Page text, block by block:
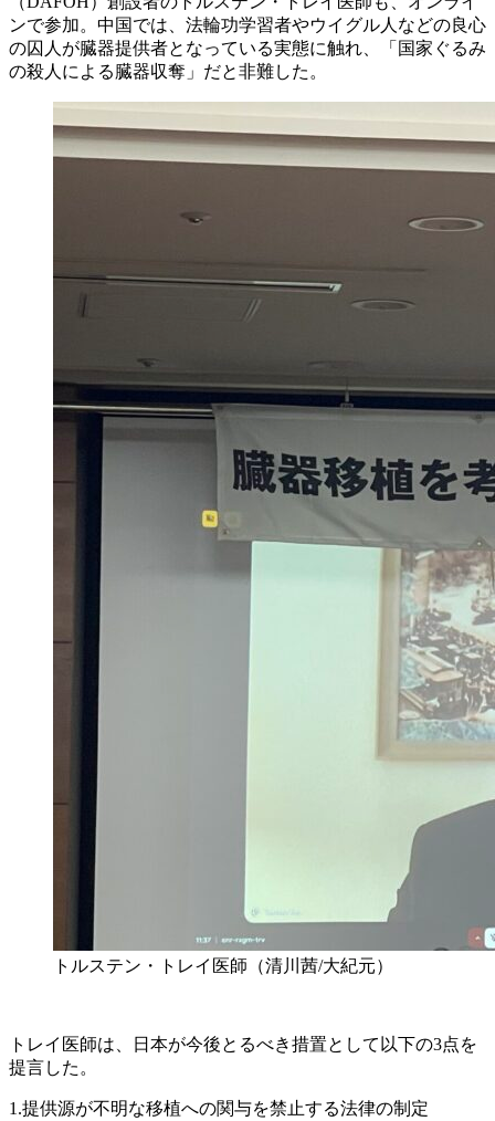
ンで参加。中国では、法輪功学習者やウイグル人などの良心
の囚人が臓器提供者となっている実態に触れ、「国家ぐるみ
の殺人による臓器収奪」だと非難した。
トルステン・トレイ医師（清川茜/大紀元）
トレイ医師は、日本が今後とるべき措置として以下の3点を
提言した。
1.提供源が不明な移植への関与を禁止する法律の制定